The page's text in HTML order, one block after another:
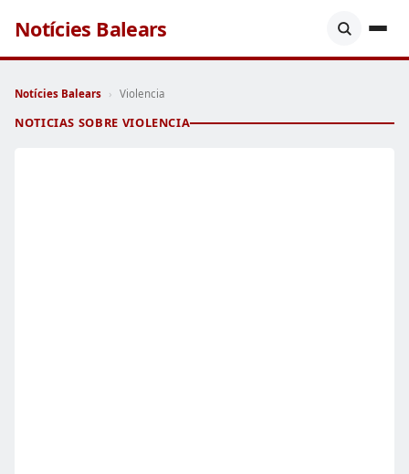
Notícies Balears
Notícies Balears › Violencia
NOTICIAS SOBRE VIOLENCIA